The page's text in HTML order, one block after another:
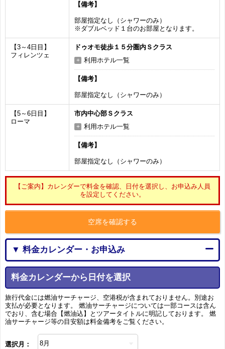
【備考】
部屋指定なし（シャワーのみ）
※ダブルベッド１台のお部屋となります。
【3～4日目】
フィレンツェ
ドゥオモ徒歩１５分圏内Ｓクラス
利用ホテル一覧
【備考】
部屋指定なし（シャワーのみ）
【5～6日目】
ローマ
市内中心部Ｓクラス
利用ホテル一覧
【備考】
部屋指定なし（シャワーのみ）
【ご案内】カレンダーで料金を確認、日付を選択し、お申込み人員
を設定してください。
空席を確認する
▼ 料金カレンダー・お申込み
料金カレンダーから日付を選択
旅行代金には燃油サーチャージ、空港税が含まれておりません。別途お
支払が必要となります。 燃油サーチャージについては一部コースは含ん
でおり、含む場合【燃油込】とツアータイトルに明記しております。 燃
油サーチャージ等の目安額は料金備考をご覧ください。
選択月：